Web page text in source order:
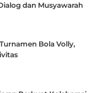
dan Musyawarah
Bola Volly,